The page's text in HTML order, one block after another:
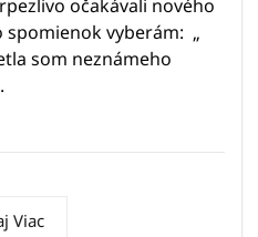
očakávali nového
spomienok vyberám: „
som neznámeho
Viac